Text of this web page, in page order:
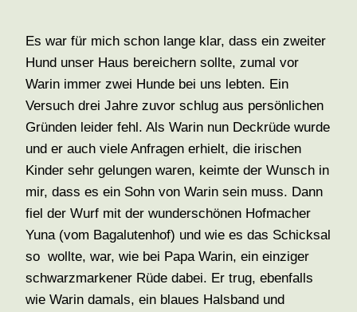
Es war für mich schon lange klar, dass ein zweiter
Hund unser Haus bereichern sollte, zumal vor
Warin immer zwei Hunde bei uns lebten. Ein
Versuch drei Jahre zuvor schlug aus persönlichen
Gründen leider fehl. Als Warin nun Deckrüde wurde
und er auch viele Anfragen erhielt, die irischen
Kinder sehr gelungen waren, keimte der Wunsch in
mir, dass es ein Sohn von Warin sein muss. Dann
fiel der Wurf mit der wunderschönen Hofmacher
Yuna (vom Bagalutenhof) und wie es das Schicksal
so wollte, war, wie bei Papa Warin, ein einziger
schwarzmarkener Rüde dabei. Er trug, ebenfalls
wie Warin damals, ein blaues Halsband und